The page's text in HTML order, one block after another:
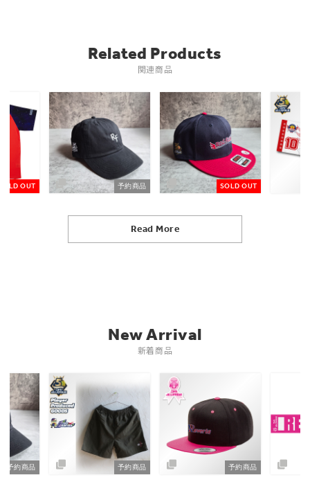
Related Products
関連商品
予約商品 SOLD OUT
Read More
New Arrival
新着商品
商品 予約商品 予約商品